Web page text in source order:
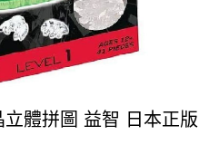
體拼圖 益智 日本正版